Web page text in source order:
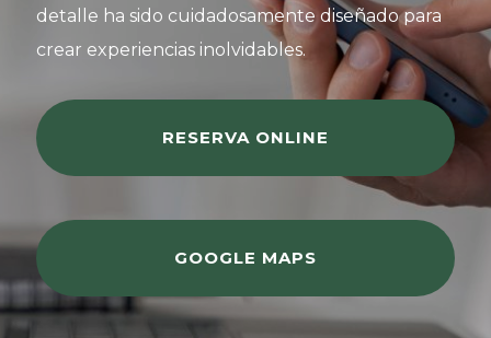
detalle ha sido cuidadosamente diseñado para
crear experiencias inolvidables.
RESERVA ONLINE
GOOGLE MAPS